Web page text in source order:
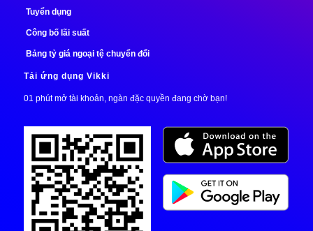
Tuyển dụng
Công bố lãi suất
Bảng tỷ giá ngoại tệ chuyển đổi
Tải ứng dụng Vikki
01 phút mở tài khoản, ngàn đặc quyền đang chờ bạn!